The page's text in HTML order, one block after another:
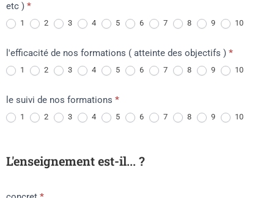
etc ) *
1 2 3 4 5 6 7 8 9 10
l'efficacité de nos formations ( atteinte des objectifs ) *
1 2 3 4 5 6 7 8 9 10
le suivi de nos formations *
1 2 3 4 5 6 7 8 9 10
L'enseignement est-il... ?